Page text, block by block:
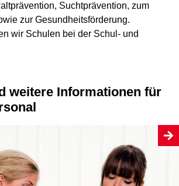
Suchtprävention, zum
zur Gesundheitsförderung.
wir Schulen bei der Schul- und